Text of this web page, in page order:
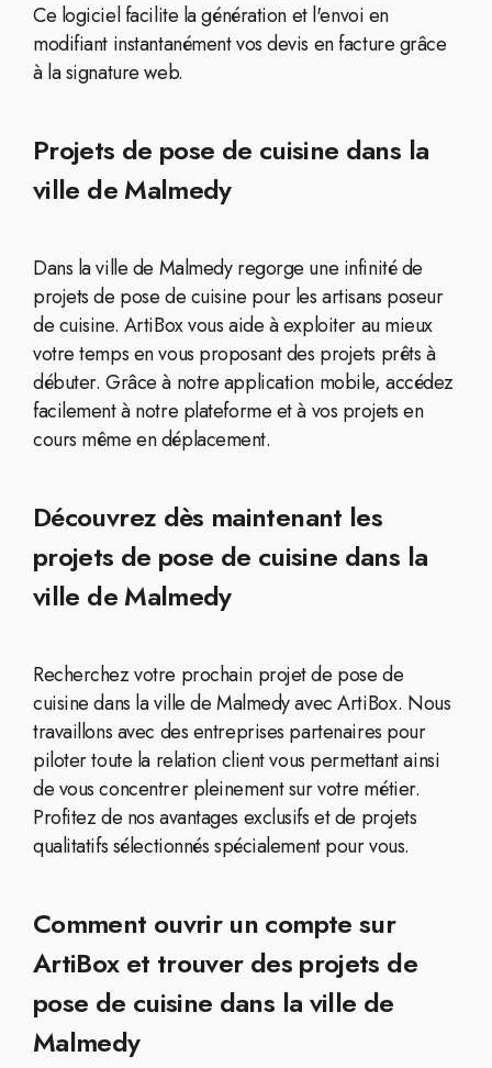
Ce logiciel facilite la génération et l'envoi en
modifiant instantanément vos devis en facture grâce
à la signature web.
Projets de pose de cuisine dans la
ville de Malmedy
Dans la ville de Malmedy regorge une infinité de
projets de pose de cuisine pour les artisans poseur
de cuisine. ArtiBox vous aide à exploiter au mieux
votre temps en vous proposant des projets prêts à
débuter. Grâce à notre application mobile, accédez
facilement à notre plateforme et à vos projets en
cours même en déplacement.
Découvrez dès maintenant les
projets de pose de cuisine dans la
ville de Malmedy
Recherchez votre prochain projet de pose de
cuisine dans la ville de Malmedy avec ArtiBox. Nous
travaillons avec des entreprises partenaires pour
piloter toute la relation client vous permettant ainsi
de vous concentrer pleinement sur votre métier.
Profitez de nos avantages exclusifs et de projets
qualitatifs sélectionnés spécialement pour vous.
Comment ouvrir un compte sur
ArtiBox et trouver des projets de
pose de cuisine dans la ville de
Malmedy